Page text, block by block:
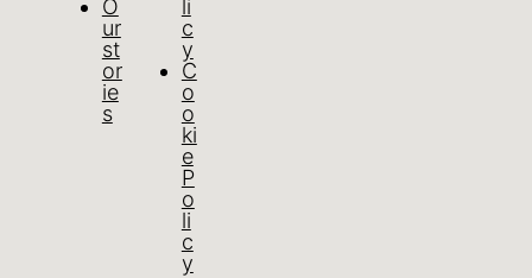
O
ur
st
or
ie
s
li
c
y
C
o
o
ki
e
P
o
li
c
y